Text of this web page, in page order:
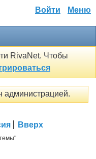
Войти Меню
RivaNet. Чтобы
администрацией.
Вверх